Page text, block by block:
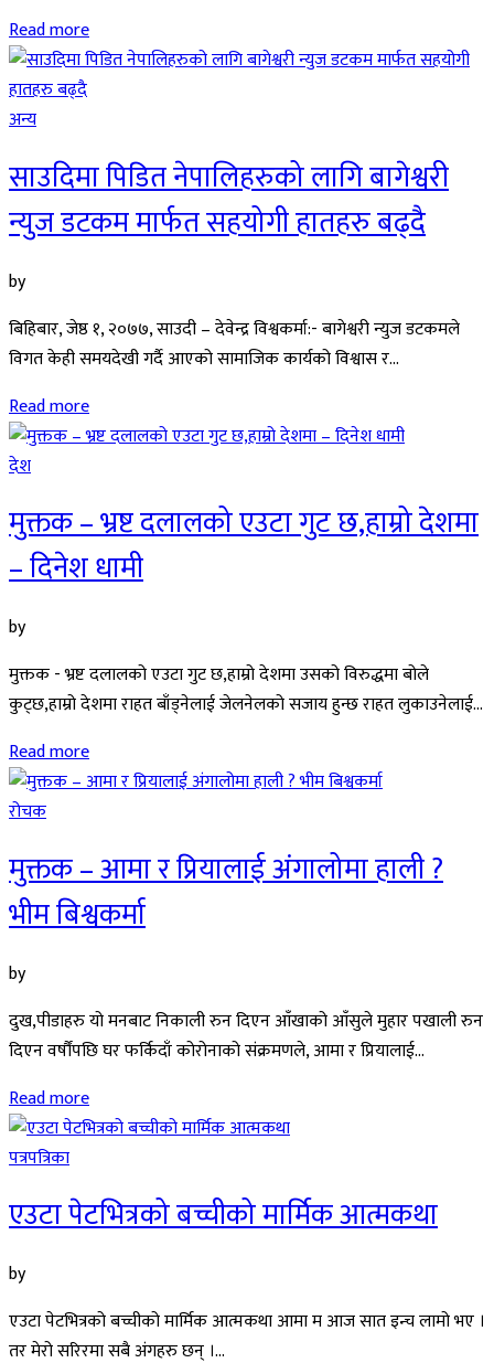
Read more
अन्य
साउदिमा पिडित नेपालिहरुको लागि बागेश्वरी
न्युज डटकम मार्फत सहयोगी हातहरु बढ्दै
by
बिहिबार, जेष्ठ १, २०७७, साउदी – देवेन्द्र विश्वकर्मा:- बागेश्वरी न्युज डटकमले
विगत केही समयदेखी गर्दै आएको सामाजिक कार्यको विश्वास र...
Read more
देश
मुक्तक – भ्रष्ट दलालको एउटा गुट छ,हाम्रो देशमा
– दिनेश धामी
by
मुक्तक - भ्रष्ट दलालको एउटा गुट छ,हाम्रो देशमा उसको विरुद्धमा बोले
कुट्छ,हाम्रो देशमा राहत बाँड्नेलाई जेलनेलको सजाय हुन्छ राहत लुकाउनेलाई...
Read more
रोचक
मुक्तक – आमा र प्रियालाई अंगालोमा हाली ?
भीम बिश्वकर्मा
by
दुख,पीडाहरु यो मनबाट निकाली रुन दिएन आँखाको आँसुले मुहार पखाली रुन
दिएन वर्षौंपछि घर फर्किदाँ कोरोनाको संक्रमणले, आमा र प्रियालाई...
Read more
पत्रपत्रिका
एउटा पेटभित्रको बच्चीको मार्मिक आत्मकथा
by
एउटा पेटभित्रको बच्चीको मार्मिक आत्मकथा आमा म आज सात इन्च लामो भए ।
तर मेरो सरिरमा सबै अंगहरु छन् ।...